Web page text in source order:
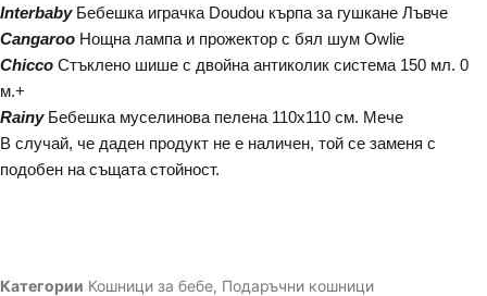
Interbaby Бебешка играчка Doudou кърпа за гушкане Лъвче
Cangaroo Нощна лампа и прожектор с бял шум Owlie
Chicco Стъклено шише с двойна антиколик система 150 мл. 0
м.+
Rainy Бебешка муселинова пелена 110х110 см. Мече
В случай, че даден продукт не е наличен, той се заменя с
подобен на същата стойност.
Категории Кошници за бебе, Подаръчни кошници